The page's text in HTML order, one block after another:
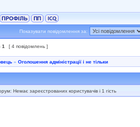
Показувати повідомлення за:
1 [ 4 повідомлень ]
» Оголошення адміністрації і не тільки
Немає зареєстрованих користувачів і 1 гість